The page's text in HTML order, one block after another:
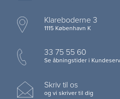
Klareboderne 3
1115 København K
33 75 55 60
Se åbningstider i
Skriv til os
og vi skriver til dig